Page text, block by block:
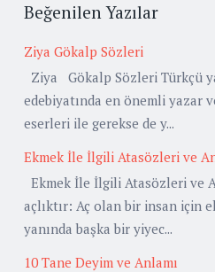
Beğenilen Yazılar
Ziya Gökalp Sözleri
Ziya Gökalp Sözleri Türkçü
edebiyatında en önemli yazar
eserleri ile gerekse de y...
Ekmek İle İlgili Atasözleri ve
Ekmek İle İlgili Atasözleri ve
açlıktır: Aç olan bir insan için
yanında başka bir yiyec...
10 Tane Deyim ve Anlamı